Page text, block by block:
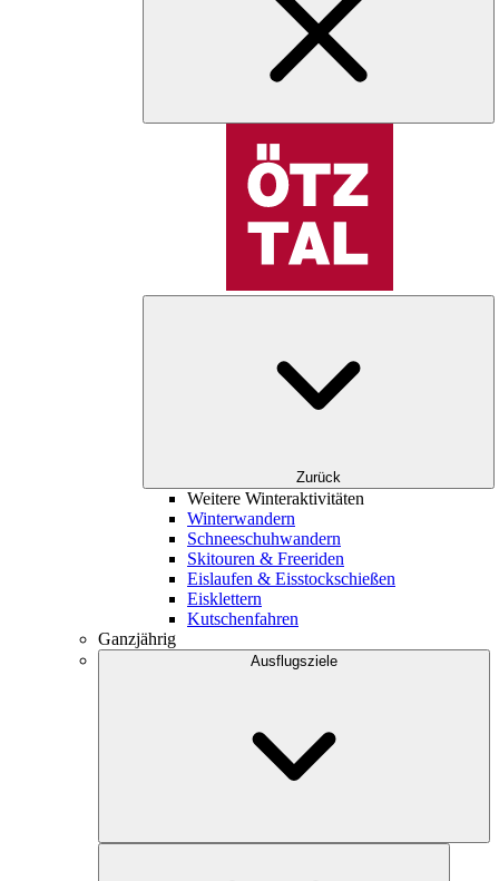
Zurück
Weitere Winteraktivitäten
Winterwandern
Schneeschuhwandern
Skitouren & Freeriden
Eislaufen & Eisstockschießen
Eisklettern
Kutschenfahren
Ganzjährig
Ausflugsziele